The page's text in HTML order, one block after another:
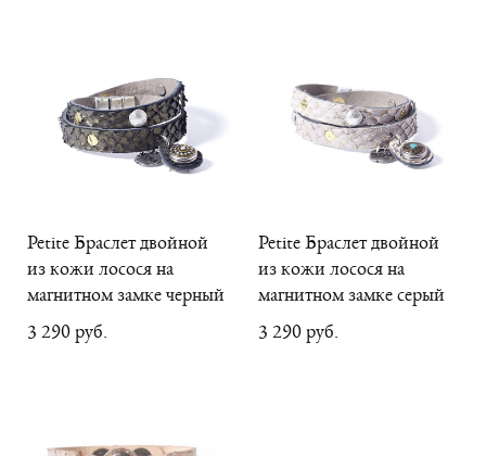
Petite Браслет двойной
из кожи лосося на
магнитном замке черный
3 290 pуб.
Petite Браслет двойной
из кожи лосося на
магнитном замке серый
3 290 pуб.